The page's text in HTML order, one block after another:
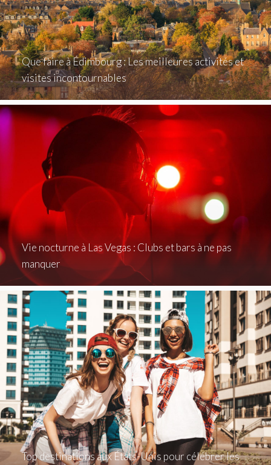
Que faire à Édimbourg : Les meilleures activités et
visites incontournables
Vie nocturne à Las Vegas : Clubs et bars à ne pas
manquer
Top destinations aux États-Unis pour célébrer les